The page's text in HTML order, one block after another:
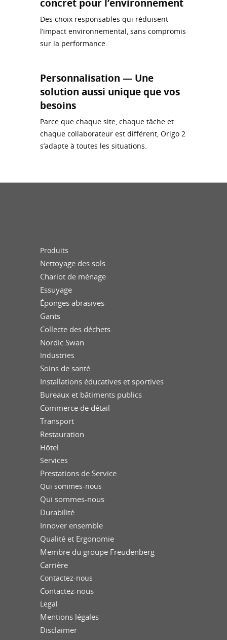
concret pour l’environnement
Des choix responsables qui réduisent
l’impact environnemental, sans compromis
sur la performance.
Personnalisation — Une
solution aussi unique que vos
besoins
Parce que chaque site, chaque tâche et
chaque collaborateur est différent, Origo 2
s’adapte à toutes les situations.
Produits
Nettoyage des sols
Chariot de ménage
Essuyage
Éponges abrasives
Gants
Collecte des déchets
Nordic Swan
Industries
Soins de santé
Installations éducatives et sportives
Bureaux et bâtiments publics
Commerce de détail
Transport
Restauration
Hôtel
Services
Prestations de Service
Qui sommes-nous
Qui sommes-nous
Durabilité
Innover ensemble
Qualité et Ergonomie
Membre du groupe Freudenberg
Carrière
Contactez-nous
Contactez-nous
Legal
Mentions légales
Disclaimer